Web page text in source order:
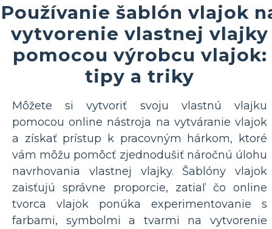
Používanie šablón vlajok
vytvorenie vlastnej vlajky
pomocou výrobcu vlajok:
tipy a triky
Môžete si vytvoriť svoju vlastnú vlajku
pomocou online nástroja na vytváranie vlajok
a získať prístup k pracovným hárkom, ktoré
vám môžu pomôcť zjednodušiť náročnú úlohu
navrhovania vlastnej vlajky. Šablóny vlajok
zaisťujú správne proporcie, zatiaľ čo online
tvorca vlajok ponúka experimentovanie s
farbami, symbolmi a tvarmi na vytvorenie